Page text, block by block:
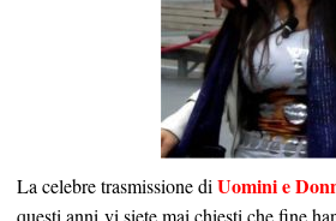
La celebre trasmissione di Uomini e
questi anni vi siete mai chiesti che fine